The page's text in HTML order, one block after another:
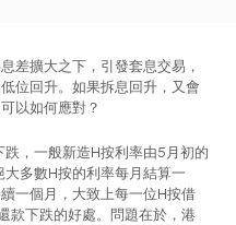
差擴大之下，引發套息交易，
位回升。如果拆息回升，又會
以如何應對？
，一般新造H按利率由5月初的
多數H按的利率每月結算一
一個月，大致上每一位H按借
款下跌的好處。問題在於，港